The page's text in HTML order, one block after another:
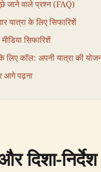
जाने वाले प्रश्न (FAQ)
यात्रा के लिए सिफारिशें
सिफारिशें
के लिए कॉल: अपनी यात्रा की
आगे पढ़ना
दिशा-निर्देश